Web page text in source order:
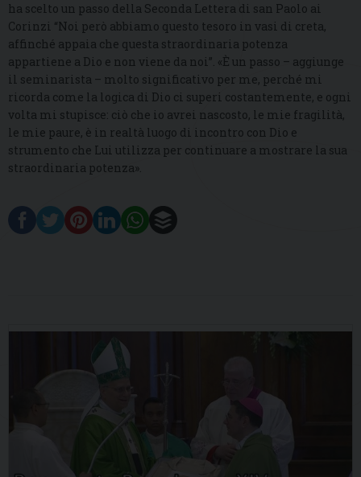
ha scelto un passo della Seconda Lettera di san Paolo ai
Corinzi “Noi però abbiamo questo tesoro in vasi di creta,
affinché appaia che questa straordinaria potenza
appartiene a Dio e non viene da noi”. «È un passo – aggiunge
il seminarista – molto significativo per me, perché mi
ricorda come la logica di Dio ci superi costantemente, e ogni
volta mi stupisce: ciò che io avrei nascosto, le mie fragilità,
le mie paure, è in realtà luogo di incontro con Dio e
strumento che Lui utilizza per continuare a mostrare la sua
straordinaria potenza».